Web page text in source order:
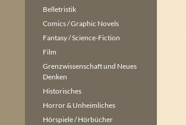
Belletristik
Comics / Graphic Novels
Fantasy / Science-Fiction
Film
Grenzwissenschaft und Neues
Denken
Historisches
Horror & Unheimliches
Hörspiele / Hörbücher